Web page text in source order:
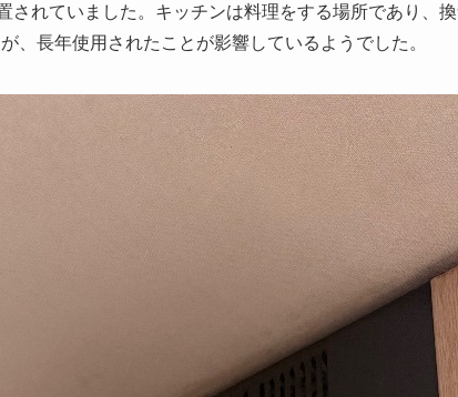
されていました。キッチンは料理をする場所であり、
、長年使用されたことが影響しているようでした。